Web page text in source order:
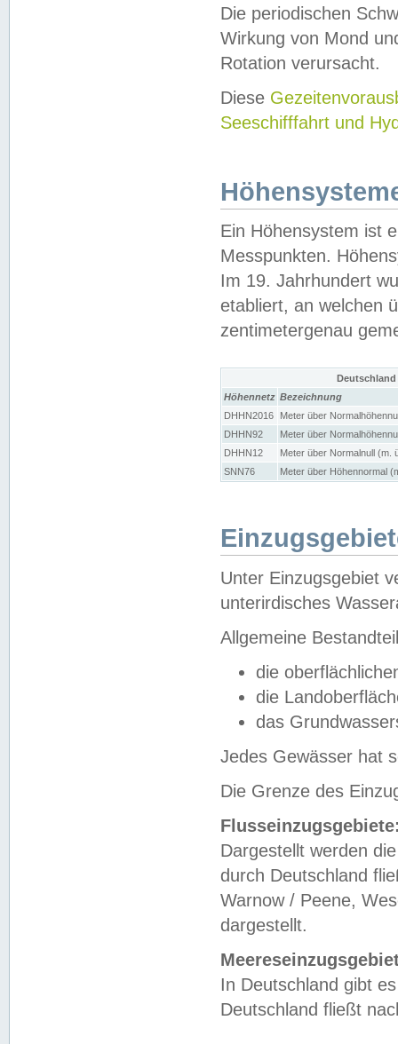
Die periodischen
Wirkung von Mond
Rotation verursacht.
Diese
Seeschifffahrt und
Ein Höhensystem ist
Messpunkten.
Im 19. Jahrhundert
etabliert, an welchen
zentimetergenau
Höhennetz Bezeichnung
DHHN2016
Meter über
DHHN92
Meter über
DHHN12
Meter über Normalnull (m.
SNN76
Meter über Höhennormal
Unter Einzugsgebiet
unterirdisches
Allgemeine
die
die
das
Jedes Gewässer hat
Die Grenze des
Dargestellt werden
durch Deutschland
Warnow / Peene,
dargestellt.
In Deutschland gibt
Deutschland fließt